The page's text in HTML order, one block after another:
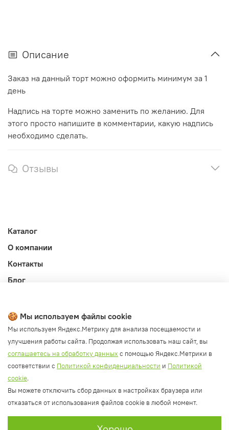
Описание
Заказ на данный торт можно оформить минимум за 1
день
Надпись на торте можно заменить по желанию. Для
этого просто напишите в комментарии, какую надпись
необходимо сделать.
Отзывы
Каталог
О компании
Контакты
Блог
Публичная оферта
Политика конфиденциальности и обработки ПД
Согласие на обработку ПД
Согласие на рассылку
Согласие на обработку cookie файлов
Политика cookie
🍪 Мы используем файлы cookie
Мы используем Яндекс.Метрику для анализа посещаемости и
улучшения работы сайта. Продолжая использовать наш сайт, вы
соглашаетесь на обработку данных с помощью Яндекс.Метрики в
соответствии с Политикой конфиденциальности и Политикой
cookie.
Вы можете отключить сбор данных в настройках браузера или
отказаться от использования файлов cookie в любой момент.